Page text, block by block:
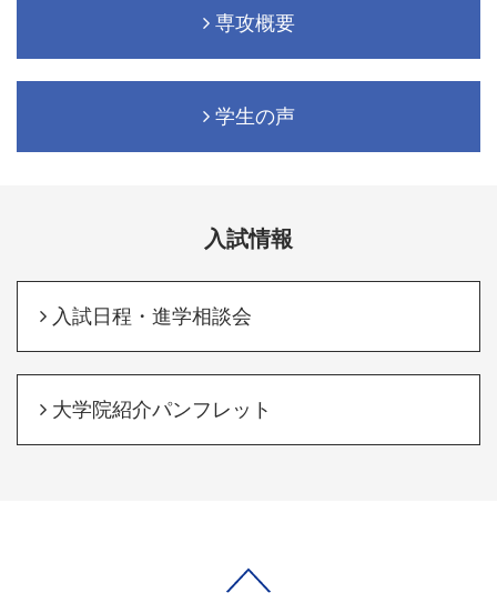
専攻概要
学生の声
入試情報
入試日程・進学相談会
大学院紹介パンフレット